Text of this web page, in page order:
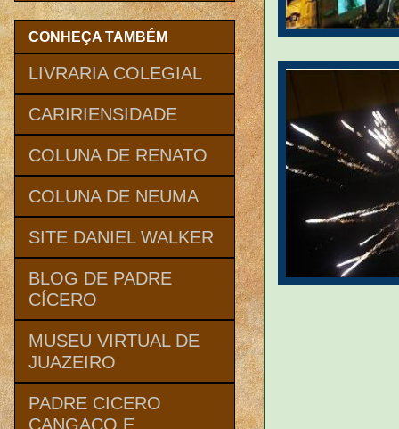
CONHEÇA TAMBÉM
LIVRARIA COLEGIAL
CARIRIENSIDADE
COLUNA DE RENATO
COLUNA DE NEUMA
SITE DANIEL WALKER
BLOG DE PADRE
CÍCERO
MUSEU VIRTUAL DE
JUAZEIRO
PADRE CICERO
CANGAÇO E